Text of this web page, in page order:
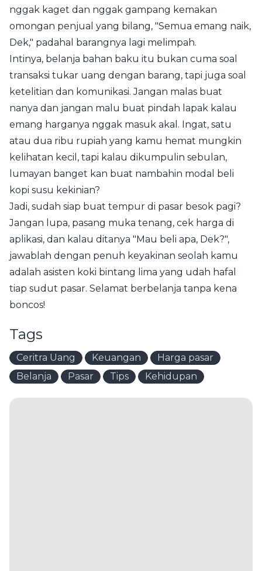
nggak kaget dan nggak gampang kemakan
omongan penjual yang bilang, "Semua emang naik,
Dek," padahal barangnya lagi melimpah.
Intinya, belanja bahan baku itu bukan cuma soal
transaksi tukar uang dengan barang, tapi juga soal
ketelitian dan komunikasi. Jangan malas buat
nanya dan jangan malu buat pindah lapak kalau
emang harganya nggak masuk akal. Ingat, satu
atau dua ribu rupiah yang kamu hemat mungkin
kelihatan kecil, tapi kalau dikumpulin sebulan,
lumayan banget kan buat nambahin modal beli
kopi susu kekinian?
Jadi, sudah siap buat tempur di pasar besok pagi?
Jangan lupa, pasang muka tenang, cek harga di
aplikasi, dan kalau ditanya "Mau beli apa, Dek?",
jawablah dengan penuh keyakinan seolah kamu
adalah asisten koki bintang lima yang udah hafal
tiap sudut pasar. Selamat berbelanja tanpa kena
boncos!
Tags
Ceritra Uang Keuangan
Harga pasar
Belanja
Pasar Tips Kehidupan